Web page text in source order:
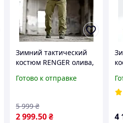
Зимний тактический
костюм RENGER олива,
софтшел зимняя,
для военнослужащих
Готово к отправке
2 999.50₴
5 999 ₴
4